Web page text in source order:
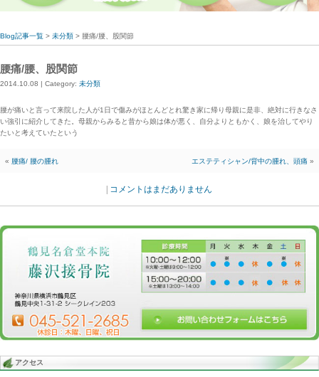
Blog記事一覧 > 未分類> 腰痛/腰、股関節
腰痛/腰、股関節
2014.10.08 | Category:未分類
腰が痛いと言って来院した人が1日で傷みがほとんどとれ驚き家に